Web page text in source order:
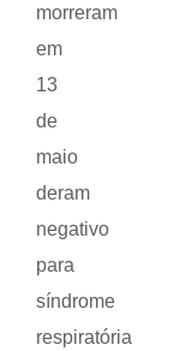
morreram
em
13
de
maio
deram
negativo
para
síndrome
respiratória